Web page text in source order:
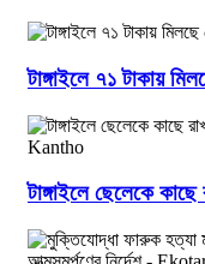
টাঙ্গাইলে ৭১ টাকায়
টাঙ্গাইলে ছেলেকে